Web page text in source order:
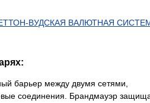
ВУДСКАЯ ВАЛЮТНАЯ
барьер между двумя сетями,
соединения. Брандмауэр